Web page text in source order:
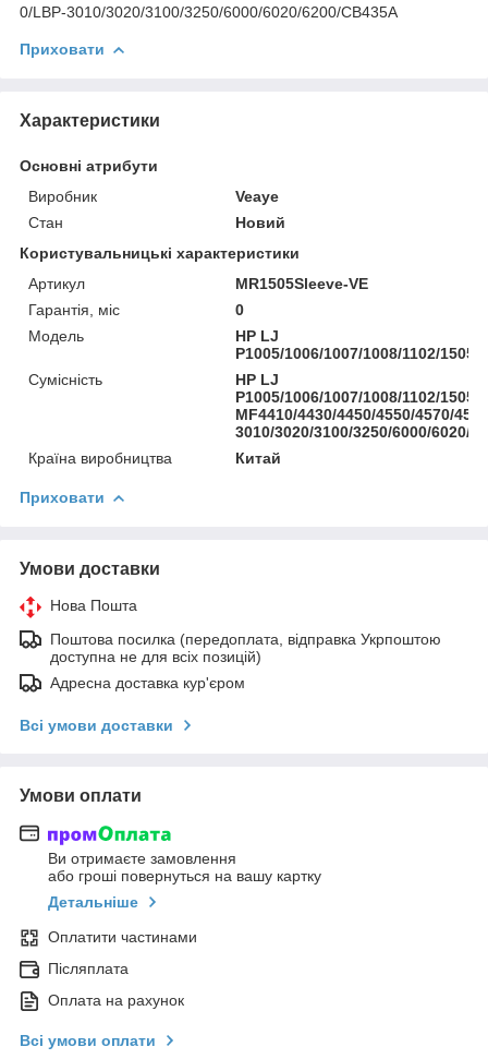
0/LBP-3010/3020/3100/3250/6000/6020/6200/CB435A
Приховати
Характеристики
Основні атрибути
Виробник
Veaye
Стан
Новий
Користувальницькі характеристики
Артикул
MR1505Sleeve-VE
Гарантія, міс
0
Мoдель
HP LJ
P1005/1006/1007/1008/1102/1505/
Сумісність
HP LJ
P1005/1006/1007/1008/1102/
MF4410/4430/4450/4550/4570/
3010/3020/3100/3250/6000/6020/
Країна виробництва
Китай
Приховати
Умови доставки
Нова Пошта
Поштова посилка (передоплата, відправка Укрпоштою
доступна не для всіх позицій)
Адресна доставка кур'єром
Всі умови доставки
Умови оплати
Ви отримаєте замовлення
або гроші повернуться на вашу картку
Детальніше
Оплатити частинами
Післяплата
Оплата на рахунок
Всі умови оплати